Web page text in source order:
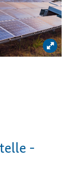
Bild
-